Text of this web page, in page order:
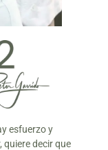
esfuerzo y
decir que